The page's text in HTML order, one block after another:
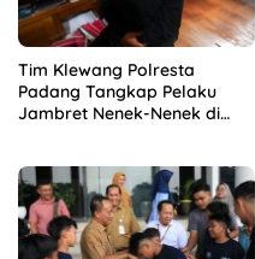
Tim Klewang Polresta
Padang Tangkap Pelaku
Jambret Nenek-Nenek di